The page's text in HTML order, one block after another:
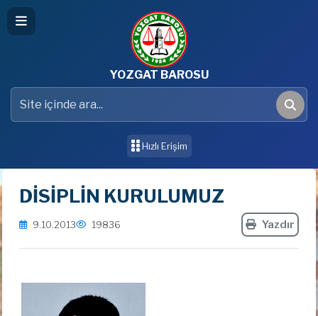
YOZGAT BAROSU
Site içinde ara
Ara
Hızlı Erişim
DİSİPLİN KURULUMUZ
9.10.2013 19836 Yazdır